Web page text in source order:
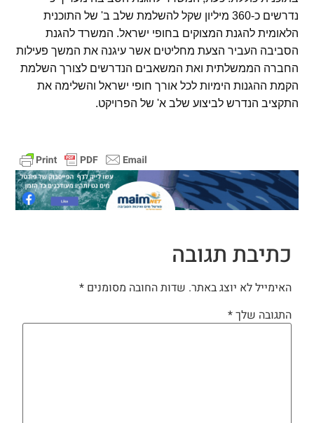
נדרשים כ-360 מיליון שקל להשלמת שלב ב' של התוכנית
הלאומית להגנת המצוקים בחופי ישראל. המשרד להגנת
הסביבה העביר הצעת מחליטים אשר עיגנה את המשך פעילות
החברה הממשלתית ואת המשאבים הנדרשים לצורך השלמת
הקמת ההגנות הימיות לכל אורך חופי ישראל והשלימה את
התקציב הנדרש לביצוע שלב א' של הפרויקט.
כתיבת תגובה
האימייל לא יוצג באתר. שדות החובה מסומנים *
התגובה שלך*